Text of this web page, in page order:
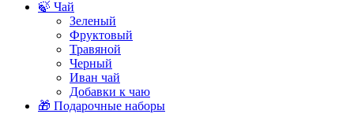
🍃 Чай
Зеленый
Фруктовый
Травяной
Черный
Иван чай
Добавки к чаю
🎁 Подарочные наборы